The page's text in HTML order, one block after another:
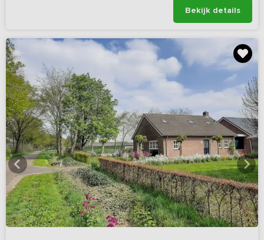
Bekijk details